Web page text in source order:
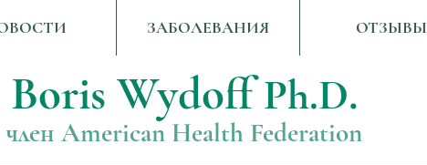
ЗАБОЛЕВАНИЯ ОТЗЫВЫ
Boris WydoffPh.D.
член American Health Federation